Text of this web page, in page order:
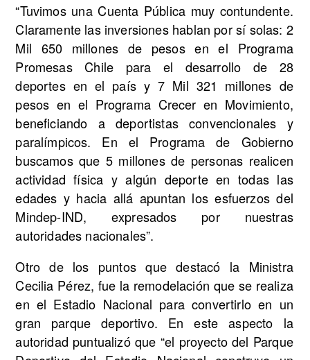
“Tuvimos una Cuenta Pública muy contundente.
Claramente las inversiones hablan por sí solas: 2
Mil 650 millones de pesos en el Programa
Promesas Chile para el desarrollo de 28
deportes en el país y 7 Mil 321 millones de
pesos en el Programa Crecer en Movimiento,
beneficiando a deportistas convencionales y
paralímpicos. En el Programa de Gobierno
buscamos que 5 millones de personas realicen
actividad física y algún deporte en todas las
edades y hacia allá apuntan los esfuerzos del
Mindep-IND, expresados por nuestras
autoridades nacionales”.
Otro de los puntos que destacó la Ministra
Cecilia Pérez, fue la remodelación que se realiza
en el Estadio Nacional para convertirlo en un
gran parque deportivo. En este aspecto la
autoridad puntualizó que “el proyecto del Parque